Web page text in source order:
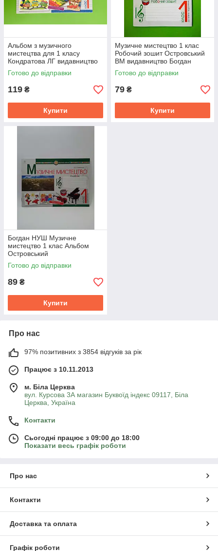
Альбом з музичного
мистецтва для 1 класу
Кондратова ЛГ видавництво
Богдан
Готово до відправки
119 ₴
Купити
Музичне мистецтво 1 клас
Робочий зошит Островський
ВМ видавництво Богдан
Готово до відправки
79 ₴
Купити
Богдан НУШ Музичне
мистецтво 1 клас Альбом
Островський
Готово до відправки
89 ₴
Купити
Про нас
97% позитивних з 3854 відгуків за рік
Працює з 10.11.2013
м. Біла Церква
вул. Курсова 3А магазин Буквоїд індекс 09117, Біла
Церква, Україна
Контакти
Сьогодні працює з 09:00 до 18:00
Показати весь графік роботи
Про нас
Контакти
Доставка та оплата
Графік роботи